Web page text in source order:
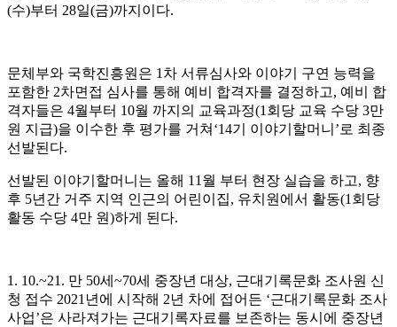
(수)부터 28일(금)까지이다.
문체부와 국학진흥원은 1 차 서류심사와 이야기 구연 능력을
포함한 2차면접 심사를 통해 예비 합격자를 결정하고, 예비 합
격자들은 4월부터 10월 까지의 교육과정(1 회당 교육 수당 3만
원 지급)을 이수한 후 평가를 거쳐 ‘14기 이야기할머니 ’로 최종
선발된다.
선발된 이야기할머니는 올해 11 월 부터 현장 실습을 하고, 향
후 5년간 거주 지역 인근의 어린이집, 유치원에서 활동(1 회당
활동 수당 4만 원)하게 된다.
1. 10.~21. 만 50세 ~70세 중장년 대상, 근대기록문화 조사원 신
청 접수 2021 년에 시작해 2년 차에 접어든 ‘근대기록문화 조사
사업’은 사라져가는 근대기록자료를 보존하는 동시에 중장년